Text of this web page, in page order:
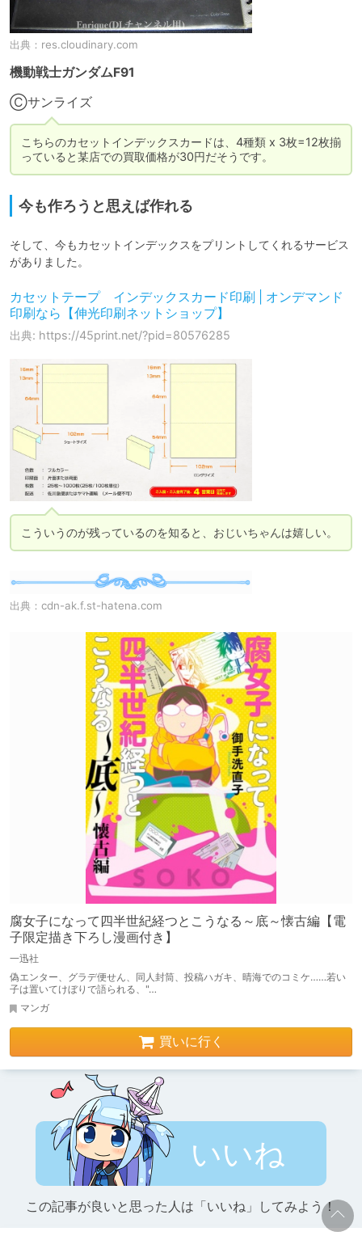
出典： res.cloudinary.com
機動戦士ガンダムF91
Ⓒサンライズ
こちらのカセットインデックスカードは、4種類 x 3枚=12枚揃
っていると某店での買取価格が30円だそうです。
今も作ろうと思えば作れる
そして、今もカセットインデックスをプリントしてくれるサービス
がありました。
カセットテープ インデックスカード印刷 | オンデマンド
印刷なら【伸光印刷ネットショップ】
出典: https://45print.net/?pid=80576285
こういうのが残っているのを知ると、おじいちゃんは嬉しい。
出典： cdn-ak.f.st-hatena.com
腐女子になって四半世紀経つとこうなる～底～懐古編【電
子限定描き下ろし漫画付き】
一迅社
偽エンター、グラデ便せん、同人封筒、投稿ハガキ、晴海でのコミケ……若い
子は置いてけぼりで語られる、"…
マンガ
買いに行く
いいね
この記事が良いと思った人は「いいね」してみよう！